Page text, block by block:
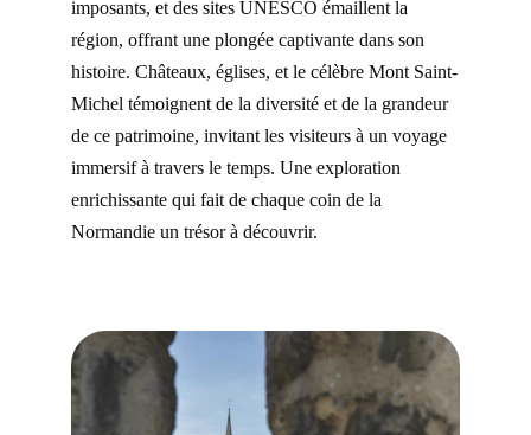
imposants, et des sites UNESCO émaillent la
région, offrant une plongée captivante dans son
histoire. Châteaux, églises, et le célèbre Mont Saint-
Michel témoignent de la diversité et de la grandeur
de ce patrimoine, invitant les visiteurs à un voyage
immersif à travers le temps. Une exploration
enrichissante qui fait de chaque coin de la
Normandie un trésor à découvrir.